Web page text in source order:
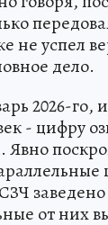
не успел
дело.
2026-го,
- цифру
от них